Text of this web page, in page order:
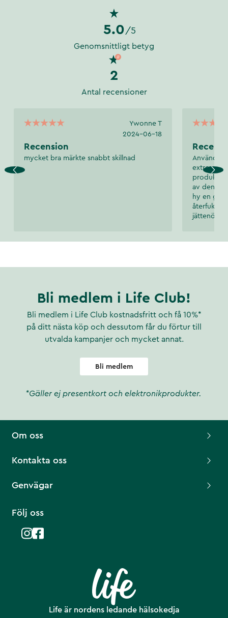
5.0 /5
Genomsnittligt betyg
2
Antal recensioner
Ywonne T
2024-06-18
Recension
mycket bra märkte snabbt skillnad
Använder
extremt
produkter
av den
hy en
återfuktat
jättenöjd!!
Bli medlem i Life Club!
Bli medlem i Life Club kostnadsfritt och få 10%*
på ditt nästa köp och dessutom får du förtur till
utvalda kampanjer och mycket annat.
Bli medlem
*Gäller ej presentkort och elektronikprodukter.
Life är nordens ledande hälsokedja
Om oss
Kontakta oss
Genvägar
Följ oss